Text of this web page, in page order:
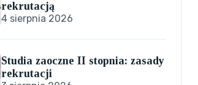
rekrutacją
4 sierpnia 2026
Studia zaoczne II stopnia: zasady
rekrutacji